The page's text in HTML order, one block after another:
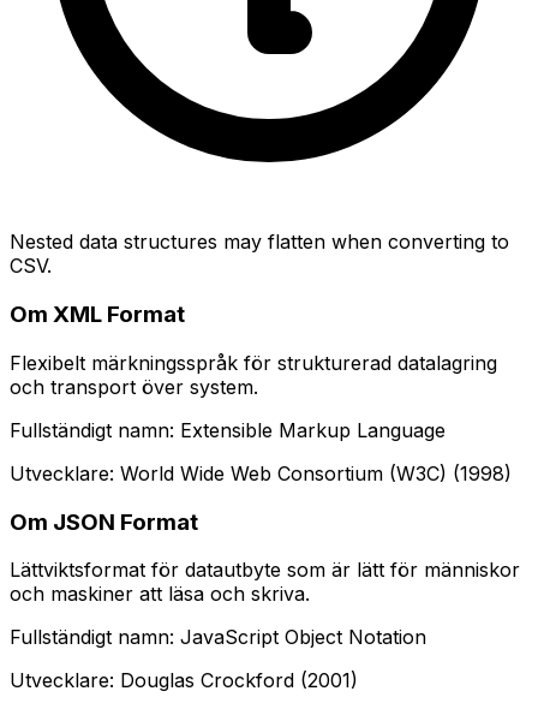
Nested data structures may flatten when converting to
CSV.
Om XML Format
Flexibelt märkningsspråk för strukturerad datalagring
och transport över system.
Fullständigt namn: Extensible Markup Language
Utvecklare: World Wide Web Consortium (W3C) (1998)
Om JSON Format
Lättviktsformat för datautbyte som är lätt för människor
och maskiner att läsa och skriva.
Fullständigt namn: JavaScript Object Notation
Utvecklare: Douglas Crockford (2001)